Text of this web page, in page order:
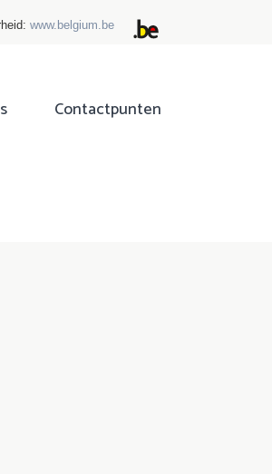
www.belgium.be
Contactpunten